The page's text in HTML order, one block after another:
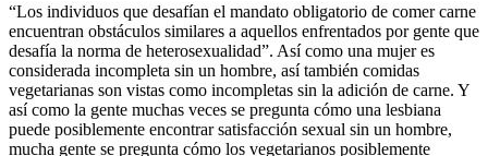
“Los individuos que desafían el mandato obligatorio de comer carne
encuentran obstáculos similares a aquellos enfrentados por gente que
desafía la norma de heterosexualidad”. Así como una mujer es
considerada incompleta sin un hombre, así también comidas
vegetarianas son vistas como incompletas sin la adición de carne. Y
así como la gente muchas veces se pregunta cómo una lesbiana
puede posiblemente encontrar satisfacción sexual sin un hombre,
mucha gente se pregunta cómo los vegetarianos posiblemente